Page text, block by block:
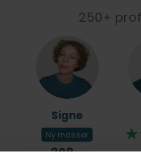
250+
Signe
Ny massør
398,-